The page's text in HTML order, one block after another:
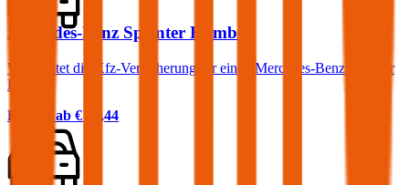
Mercedes-Benz Sprinter Kombi
Was kostet die Kfz-Versicherung für einen Mercedes-Benz Sprinter
Kombi?
Prämie ab € 91,44